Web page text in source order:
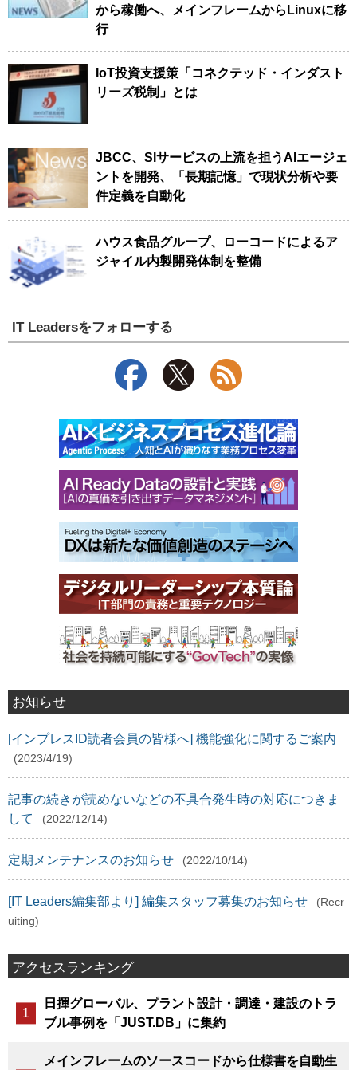
から稼働へ、メインフレームからLinuxに移
行
IoT投資支援策「コネクテッド・インダスト
リーズ税制」とは
JBCC、SIサービスの上流を担うAIエージェ
ントを開発、「長期記憶」で現状分析や要
件定義を自動化
ハウス食品グループ、ローコードによるア
ジャイル内製開発体制を整備
IT Leadersをフォローする
お知らせ
[インプレスID読者会員の皆様へ] 機能強化に関するご案内
(2023/4/19)
記事の続きが読めないなどの不具合発生時の対応につきま
して
(2022/12/14)
定期メンテナンスのお知らせ (2022/10/14)
[IT Leaders編集部より] 編集スタッフ募集のお知らせ
(Recr
uiting)
アクセスランキング
日揮グローバル、プラント設計・調達・建設のトラ
ブル事例を「JUST.DB」に集約
メインフレームのソースコードから仕様書を自動生